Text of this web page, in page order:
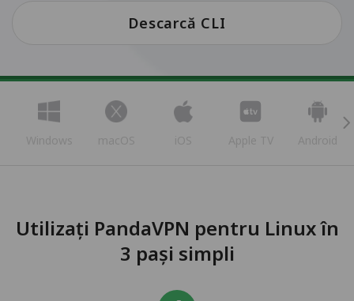
Descarcă CLI
Windows macOS iOS Apple TV Android
Utilizați PandaVPN pentru Linux în
3 pași simpli